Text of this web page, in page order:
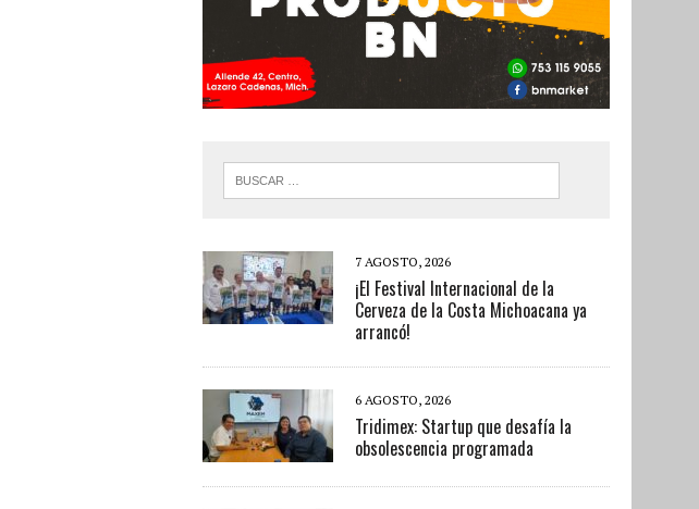
7 AGOSTO, 2026
¡El Festival Internacional de la
Cerveza de la Costa Michoacana ya
arrancó!
6 AGOSTO, 2026
Tridimex: Startup que desafía la
obsolescencia programada